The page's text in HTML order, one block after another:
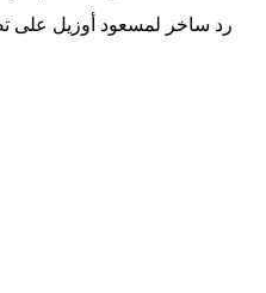
رد ساخر لمسعود أوزيل على